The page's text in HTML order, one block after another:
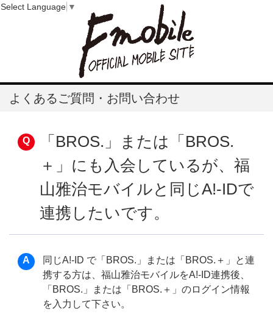
よくあるご質問・お問い合わせ
「BROS.」または「BROS.
＋」にも入会しているが、福
山雅治モバイルと同じA!-IDで
連携したいです。
同じA!-ID で「BROS.」または「BROS.＋」と連
携する方は、福山雅治モバイルをA!-ID連携後、
「BROS.」または「BROS.＋」のログイン情報
を入力して下さい。
Select Language ▼